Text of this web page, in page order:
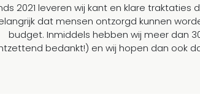
2021 leveren wij kant en klare
dat mensen ontzorgd kunnen
budget. Inmiddels hebben wij meer dan
bedankt!) en wij hopen dan ook